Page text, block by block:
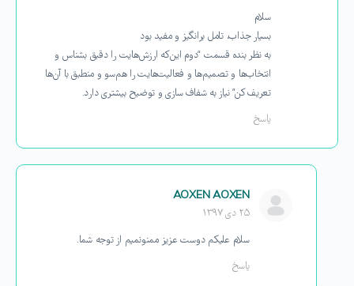
سلام
بسیار جذاب، تامل برانگیز و مفید بود
به نظر بنده قسمت “دوم این‌که ارزش‌هایت را دقیق بشناس و
انتخاب‌ها و تصمیم‌ها و فعالیت‌هایت را هم‌سو و منطبق با آن‌ها
تعریف کن” نیاز به شفاف سازی و توضیح بیشتری دارد.
پاسخ
AOXEN AOXEN
۲۵ دی ۱۳۹۷
سلام علیکم دوست عزیز ممنونمیم از توجه شما.
پاسخ